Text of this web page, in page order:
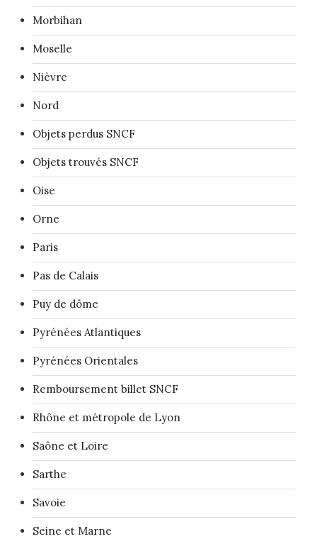
Morbihan
Moselle
Nièvre
Nord
Objets perdus SNCF
Objets trouvés SNCF
Oise
Orne
Paris
Pas de Calais
Puy de dôme
Pyrénées Atlantiques
Pyrénées Orientales
Remboursement billet SNCF
Rhône et métropole de Lyon
Saône et Loire
Sarthe
Savoie
Seine et Marne